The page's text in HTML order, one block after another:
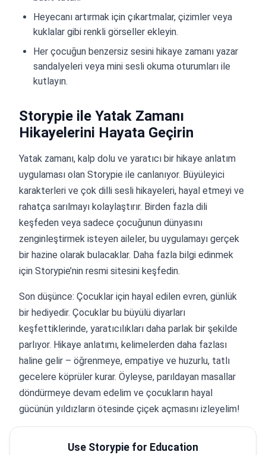
Heyecanı artırmak için çıkartmalar, çizimler veya
kuklalar gibi renkli görseller ekleyin.
Her çocuğun benzersiz sesini hikaye zamanı yazar
sandalyeleri veya mini sesli okuma oturumları ile
kutlayın.
Storypie ile Yatak Zamanı
Hikayelerini Hayata Geçirin
Yatak zamanı, kalp dolu ve yaratıcı bir hikaye anlatım
uygulaması olan Storypie ile canlanıyor. Büyüleyici
karakterleri ve çok dilli sesli hikayeleri, hayal etmeyi ve
rahatça sarılmayı kolaylaştırır. Birden fazla dili
keşfeden veya sadece çocuğunun dünyasını
zenginleştirmek isteyen aileler, bu uygulamayı gerçek
bir hazine olarak bulacaklar. Daha fazla bilgi edinmek
için Storypie’nin resmi sitesini keşfedin.
Son düşünce: Çocuklar için hayal edilen evren, günlük
bir hediyedir. Çocuklar bu büyülü diyarları
keşfettiklerinde, yaratıcılıkları daha parlak bir şekilde
parlıyor. Hikaye anlatımı, kelimelerden daha fazlası
haline gelir – öğrenmeye, empatiye ve huzurlu, tatlı
gecelere köprüler kurar. Öyleyse, parıldayan masallar
döndürmeye devam edelim ve çocukların hayal
gücünün yıldızların ötesinde çiçek açmasını izleyelim!
Use Storypie for Education